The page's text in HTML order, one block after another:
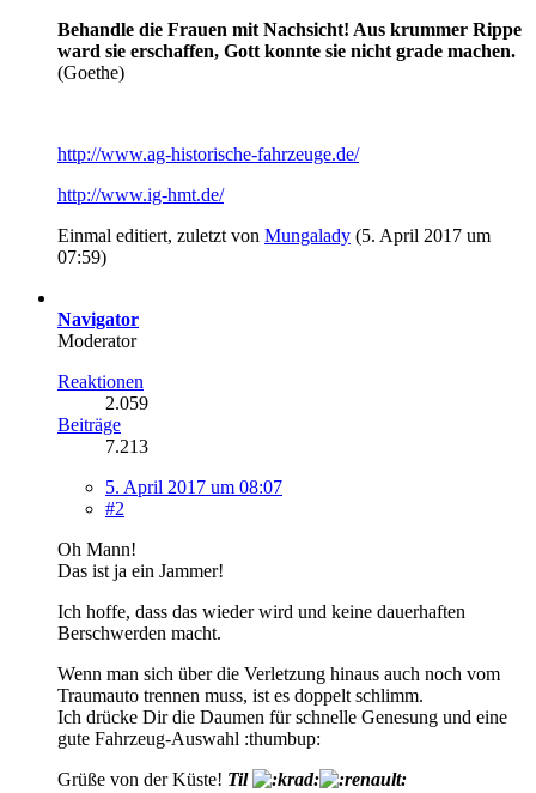
Behandle die Frauen mit Nachsicht! Aus krummer Rippe
ward sie erschaffen, Gott konnte sie nicht grade machen.
(Goethe)
http://www.ag-historische-fahrzeuge.de/
http://www.ig-hmt.de/
Einmal editiert, zuletzt von Mungalady (5. April 2017 um
07:59)
Navigator
Moderator
Reaktionen
2.059
Beiträge
7.213
5. April 2017 um 08:07
#2
Oh Mann!
Das ist ja ein Jammer!
Ich hoffe, dass das wieder wird und keine dauerhaften
Berschwerden macht.
Wenn man sich über die Verletzung hinaus auch noch vom
Traumauto trennen muss, ist es doppelt schlimm.
Ich drücke Dir die Daumen für schnelle Genesung und eine
gute Fahrzeug-Auswahl :thumbup:
Grüße von der Küste! Til